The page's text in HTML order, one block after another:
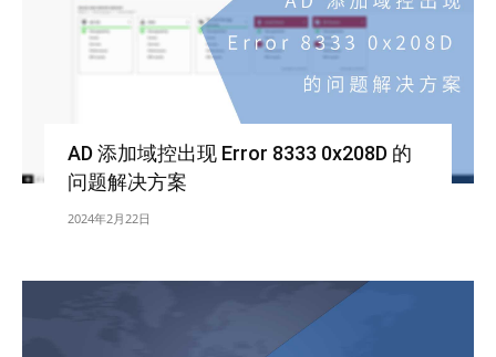
AD 添加域控出现 Error 8333 0x208D 的
问题解决方案
2024年2月22日